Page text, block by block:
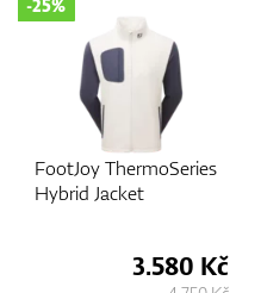
FootJoy Rib Trim Chill-
Out
-50%
1.800 Kč